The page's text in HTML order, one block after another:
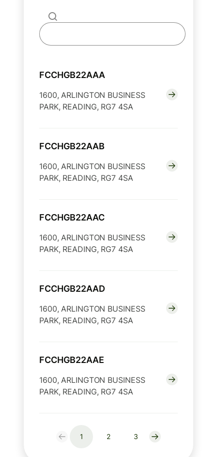
FCCHGB22AAA
1600, ARLINGTON BUSINESS
PARK, READING, RG7 4SA
FCCHGB22AAB
1600, ARLINGTON BUSINESS
PARK, READING, RG7 4SA
FCCHGB22AAC
1600, ARLINGTON BUSINESS
PARK, READING, RG7 4SA
FCCHGB22AAD
1600, ARLINGTON BUSINESS
PARK, READING, RG7 4SA
FCCHGB22AAE
1600, ARLINGTON BUSINESS
PARK, READING, RG7 4SA
1 2 3